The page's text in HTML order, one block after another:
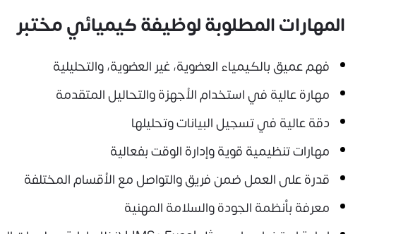
المهارات المطلوبة لوظيفة كيميائي مختبر
فهم عميق بالكيمياء العضوية، غير العضوية، والتحليلية
مهارة عالية في استخدام الأجهزة والتحاليل المتقدمة
دقة عالية في تسجيل البيانات وتحليلها
مهارات تنظيمية قوية وإدارة الوقت بفعالية
قدرة على العمل ضمن فريق والتواصل مع الأقسام المختلفة
معرفة بأنظمة الجودة والسلامة المهنية